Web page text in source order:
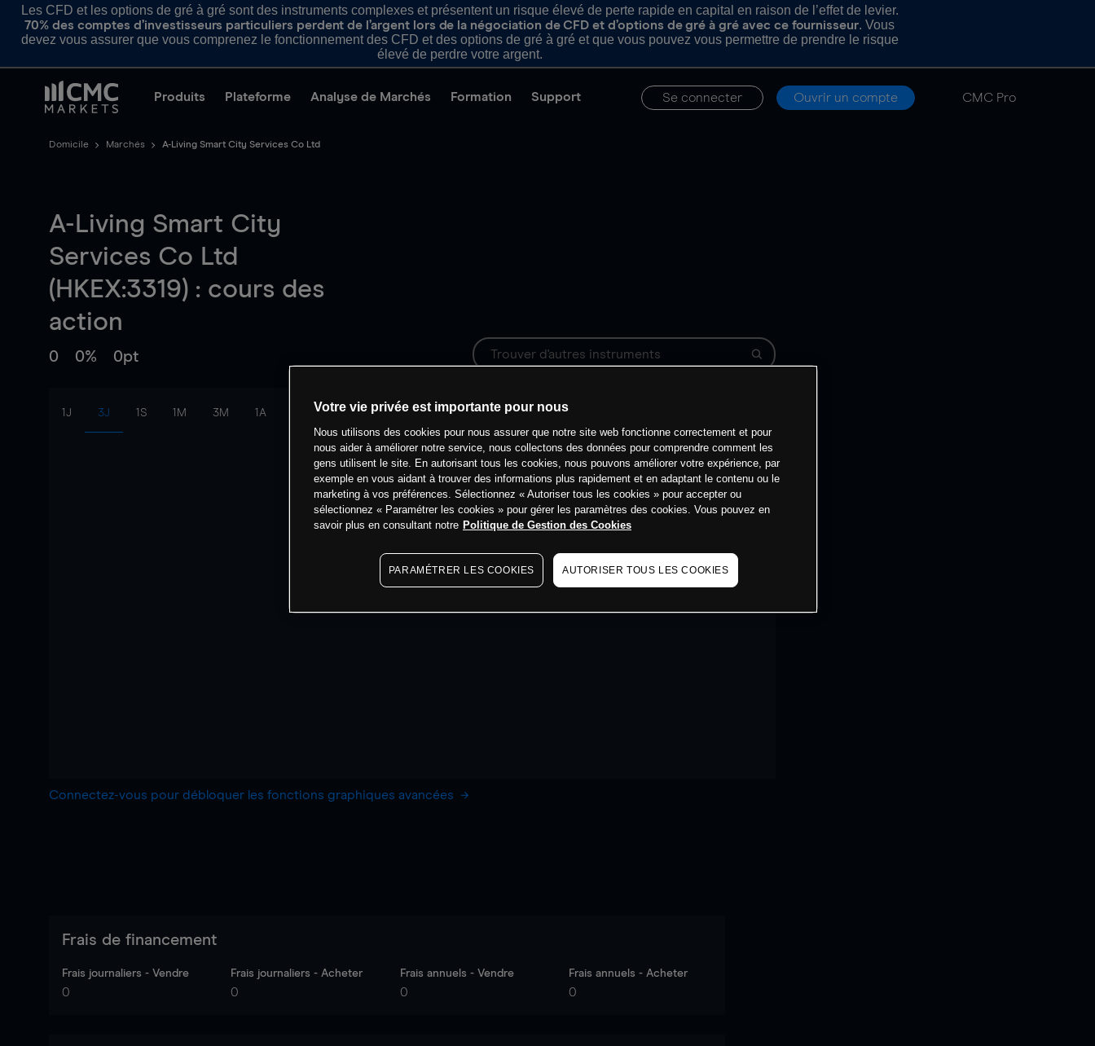
Les CFD et les options de gré à gré sont des instruments complexes et présentent un risque élevé de perte rapide en capital en raison de l’effet de levier.
70% des comptes d’investisseurs particuliers perdent de l’argent lors de la négociation de CFD et d’options de gré à gré avec ce fournisseur. Vous
devez vous assurer que vous comprenez le fonctionnement des CFD et des options de gré à gré et que vous pouvez vous permettre de prendre le risque
élevé de perdre votre argent.
Produits Plateforme Analyse de Marchés Formation Support Se connecter Ouvrir un compte CMC Pro
Domicile Marchés A-Living Smart City Services Co Ltd
A-Living Smart City
Services Co Ltd
(HKEX:3319) : cours des
action
0 0% 0pt
1J 3J 1S 1M 3M 1A intervalle:10 min
Connectez-vous pour débloquer les fonctions graphiques avancées
Frais de financement
Frais journaliers - Vendre
0
Frais journaliers - Acheter
0
Frais annuels - Vendre
0
Frais annuels - Acheter
0
Votre vie privée est importante pour nous
Nous utilisons des cookies pour nous assurer que notre site web fonctionne correctement et pour
nous aider à améliorer notre service, nous collectons des données pour comprendre comment les
gens utilisent le site. En autorisant tous les cookies, nous pouvons améliorer votre expérience, par
exemple en vous aidant à trouver des informations plus rapidement et en adaptant le contenu ou le
marketing à vos préférences. Sélectionnez « Autoriser tous les cookies » pour accepter ou
sélectionnez « Paramétrer les cookies » pour gérer les paramètres des cookies. Vous pouvez en
savoir plus en consultant notre Politique de Gestion des Cookies
PARAMÉTRER LES COOKIES AUTORISER TOUS LES COOKIES